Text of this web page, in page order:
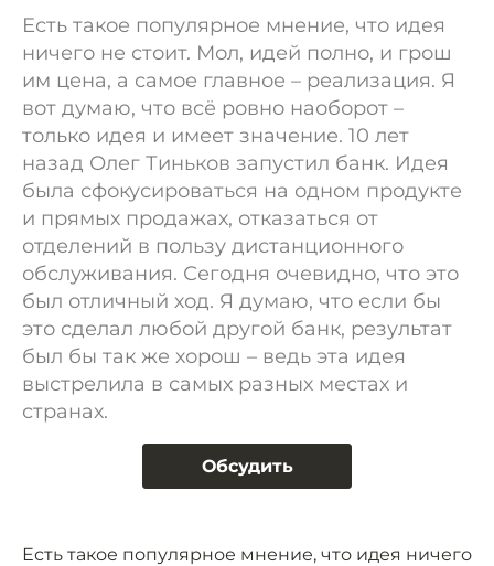
Есть такое популярное мнение, что идея
ничего не стоит. Мол, идей полно, и грош
им цена, а самое главное – реализация. Я
вот думаю, что всё ровно наоборот –
только идея и имеет значение. 10 лет
назад Олег Тиньков запустил банк. Идея
была сфокусироваться на одном продукте
и прямых продажах, отказаться от
отделений в пользу дистанционного
обслуживания. Сегодня очевидно, что это
был отличный ход. Я думаю, что если бы
это сделал любой другой банк, результат
был бы так же хорош – ведь эта идея
выстрелила в самых разных местах и
странах.
Обсудить
Есть такое популярное мнение, что идея ничего